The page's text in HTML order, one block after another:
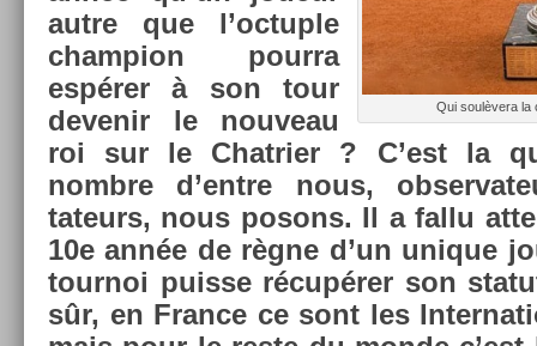
Qui soulèvera la
autre que l’oc­tu­ple
champ­ion pour­ra
espérer à son tour
de­venir le nouveau
roi sur le Chat­ri­er ? C’est la
nombre d’entre nous,
tateurs, nous posons. Il a fallu
10e année de règne d’un uni­que
tour­noi puis­se récupérer son
sûr, en Fran­ce ce sont les